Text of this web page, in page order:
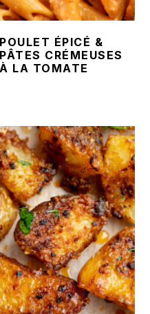
POULET ÉPICÉ &
PÂTES CRÉMEUSES
À LA TOMATE